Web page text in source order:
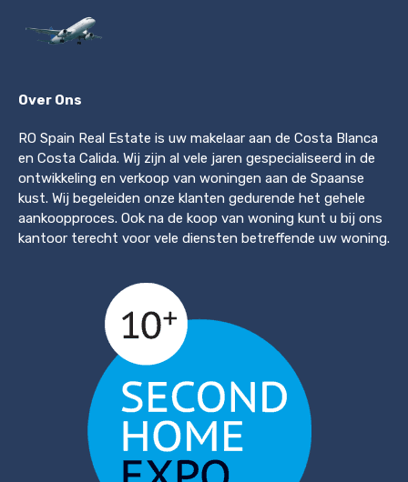
Over Ons
RO Spain Real Estate is uw makelaar aan de Costa Blanca
en Costa Calida. Wij zijn al vele jaren gespecialiseerd in de
ontwikkeling en verkoop van woningen aan de Spaanse
kust. Wij begeleiden onze klanten gedurende het gehele
aankoopproces. Ook na de koop van woning kunt u bij ons
kantoor terecht voor vele diensten betreffende uw woning.